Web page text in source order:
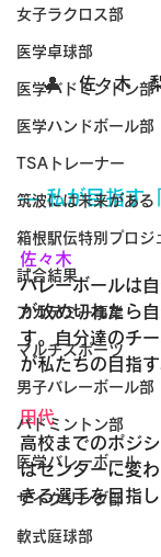
女子ラクロス部
医学卓球部
医学バドミントン部
医学ハンドボール部
TSAトレーナー
筑波には未来がある
箱根駅伝特別プロジ
試合結果
アカデミー事業
マルチスポーツ
男子バレーボール部
バドミントン部
医学バレーボール
サイクリング部
軟式庭球部
👤 佐々木　
― 私が目指す「
佐々木
バレーボールは
が攻め切れたら
す。自分達のチ
が私たちの目指
田代
高校までのポジ
はセンターに変
きる選手を目指し